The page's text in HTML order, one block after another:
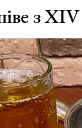
з XIV